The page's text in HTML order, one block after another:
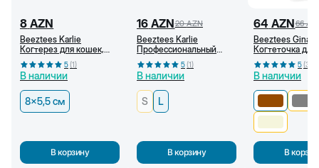
8 AZN
Beeztees Karlie
Когтерез для кошек,
8x5,5 см
5(1)
В наличии
8x5,5 см
В корзину
16 AZN20 AZN
Beeztees Karlie
Профессиональный
когтерез для кошек и
собак (L)
5(1)
В наличии
S L
В корзину
64 AZN66
Beeztees Gina
Когтеточка
40x40x90 см,
Коричневая
5(3
В наличии
В